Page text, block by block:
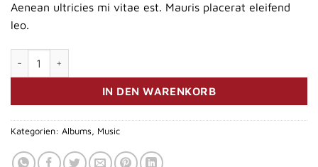
Aenean ultricies mi vitae est. Mauris placerat eleifend
leo.
IN DEN WARENKORB
Kategorien: Albums Music